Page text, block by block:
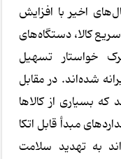
اخیر با افزایش
کالا، دستگاه‌های
خواستار تسهیل
شده‌اند. در مقابل
که بسیاری از کالاها
مبدأ قابل اتکا
به تهدید سلامت